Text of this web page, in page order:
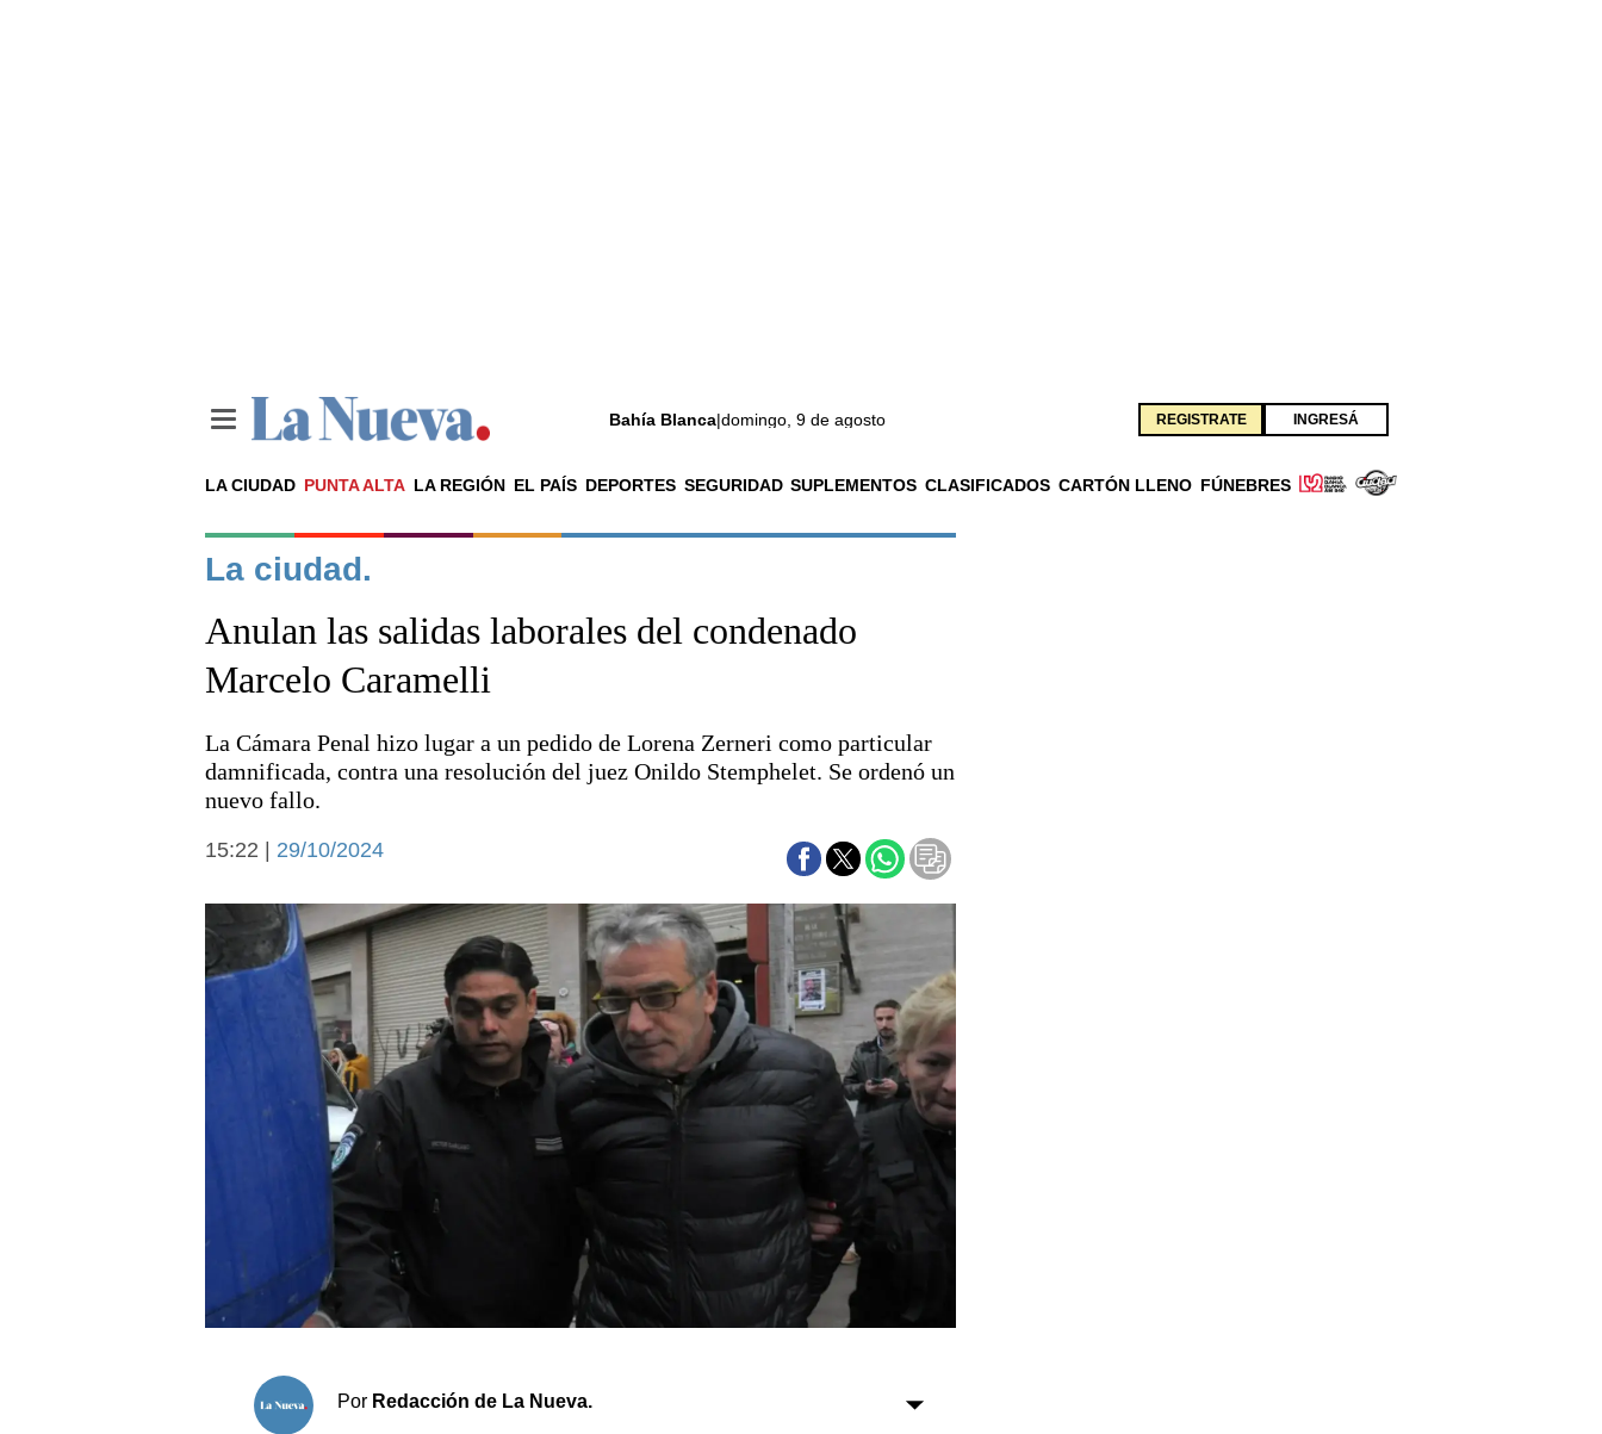
Bahía Blanca|domingo, 9 de agosto REGISTRATE INGRESÁ
LA CIUDAD PUNTA ALTA LA REGIÓN EL PAÍS DEPORTES SEGURIDAD SUPLEMENTOS CLASIFICADOS CARTÓN LLENO FÚNEBRES
Noticias
La ciudad
El país
Deportes
Escenario Olímpico
Liga del Sur
Arte y cultura
Aplausos
Cines
Economía y campo
Economía y finanzas
Con el campo
Espacio empresas
Sociedad y tiempo libre
Sociedad
Tecnología
Turismo
Cartón Lleno
Fúnebres
Horóscopo
Suplementos
La ciudad.
Anulan las salidas laborales del condenado
Marcelo Caramelli
La Cámara Penal hizo lugar a un pedido de Lorena Zerneri como particular
damnificada, contra una resolución del juez Onildo Stemphelet. Se ordenó un
nuevo fallo.
15:22 | 29/10/2024
Por Redacción de La Nueva.